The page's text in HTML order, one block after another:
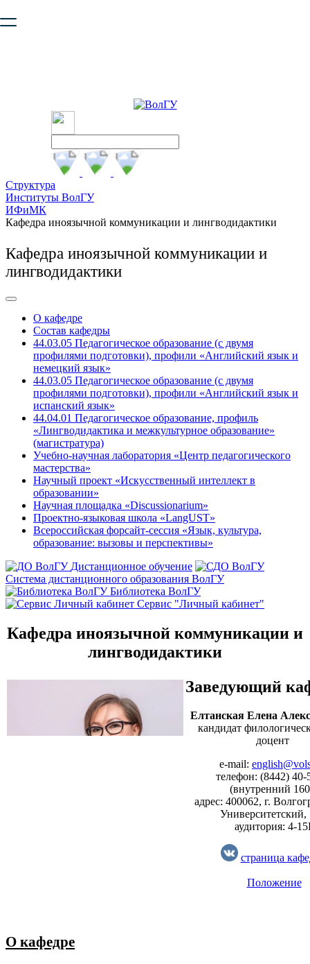
безопасную работу с сайтом. Пожалуйста
Структура
Институты ВолГУ
ИФиМК
Кафедра иноязычной коммуникации и лингводидактики
Кафедра иноязычной коммуникации и
лингводидактики
О кафедре
Состав кафедры
44.03.05 Педагогическое образование (с двумя
профилями подготовки), профили «Английский язык и
немецкий язык»
44.03.05 Педагогическое образование (с двумя
профилями подготовки), профили «Английский язык и
испанский язык»
44.04.01 Педагогическое образование, профиль
«Лингводидактика и межкультурное образование»
(магистратура)
Учебно-научная лаборатория «Центр педагогического
мастерства»
Научный проект «Искусственный интеллект в
образовании»
Научная площадка «Discussionarium»
Проектно-языковая школа «LangUST»
Всероссийская форсайт-сессия «Язык, культура,
образование: вызовы и перспективы»
Дистанционное обучение
Система дистанционного образования ВолГУ
Библиотека ВолГУ
Сервис "Личный кабинет"
Кафедра иноязычной коммуникации и
лингводидактики
Заведующий
Елтанская Елена
кандидат
доцент
e-mail:
телефон: (8442) 40-
(внутренний
адрес: 400062, г.
аудитория: 4-
страница
Положение
О кафедре